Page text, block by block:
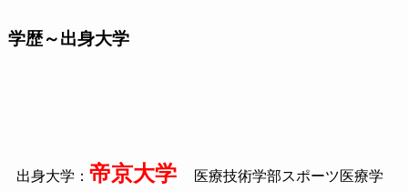
学歴～出身大学
出身大学： 帝京大学 医療技術学部スポーツ医療学